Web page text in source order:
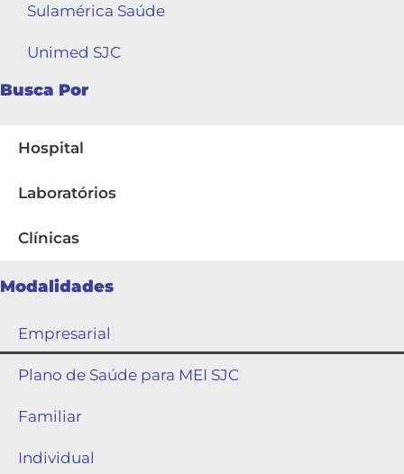
Sulamérica Saúde
Unimed SJC
Busca Por
Hospital
Laboratórios
Clínicas
Modalidades
Empresarial
Plano de Saúde para MEI SJC
Familiar
Individual